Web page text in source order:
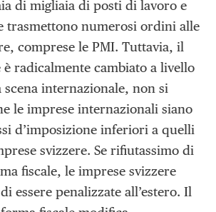
di migliaia di posti di lavoro e
trasmettono numerosi ordini alle
comprese le PMI. Tuttavia, il
è radicalmente cambiato a livello
scena internazionale, non si
le imprese internazionali siano
d’imposizione inferiori a quelli
svizzere. Se rifiutassimo di
fiscale, le imprese svizzere
essere penalizzate all’estero. Il